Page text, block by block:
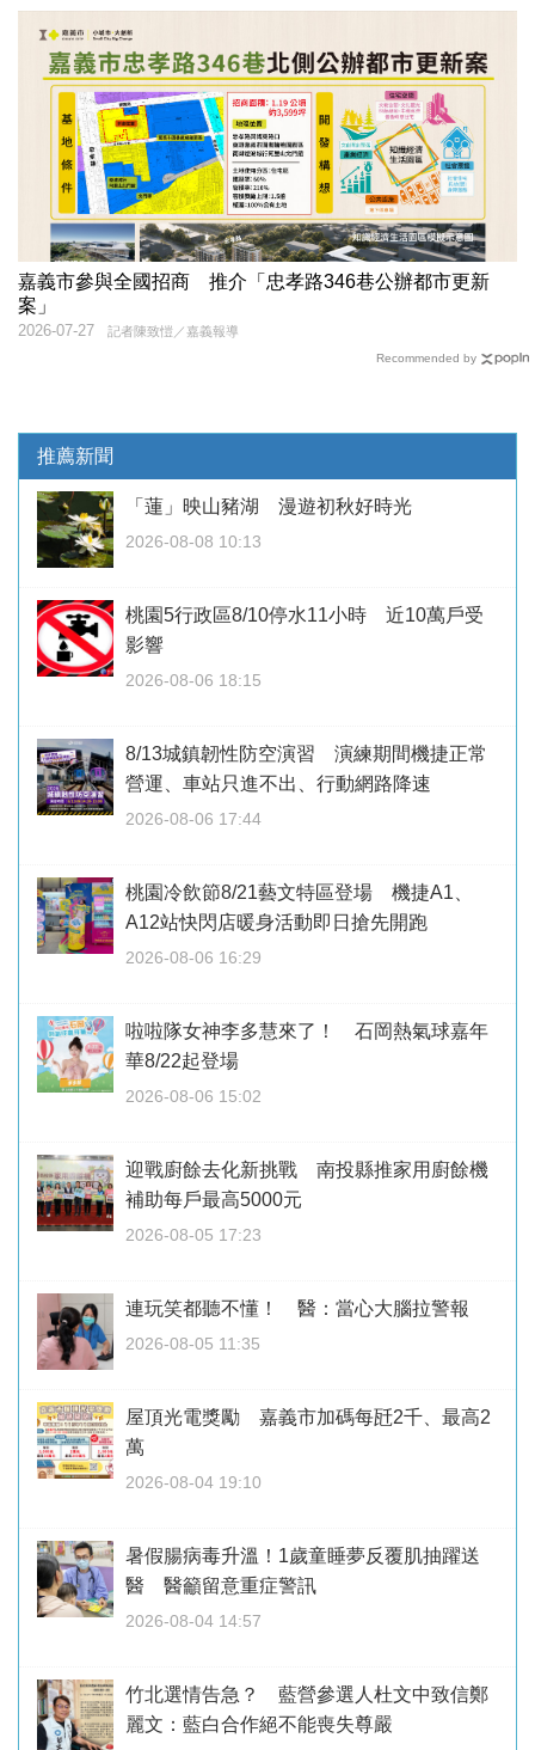
嘉義市參與全國招商 推介「忠孝路346巷公辦都市更新
案」
記者陳致愷／嘉義報導
2026-07-27
Recommended by
推薦新聞
「蓮」映山豬湖 漫遊初秋好時光
2026-08-08 10:13
桃園5行政區8/10停水11小時 近10萬戶受
影響
2026-08-06 18:15
8/13城鎮韌性防空演習 演練期間機捷正常
營運、車站只進不出、行動網路降速
2026-08-06 17:44
桃園冷飲節8/21藝文特區登場 機捷A1、
A12站快閃店暖身活動即日搶先開跑
2026-08-06 16:29
啦啦隊女神李多慧來了！ 石岡熱氣球嘉年
華8/22起登場
2026-08-06 15:02
迎戰廚餘去化新挑戰 南投縣推家用廚餘機
補助每戶最高5000元
2026-08-05 17:23
連玩笑都聽不懂！ 醫：當心大腦拉警報
2026-08-05 11:35
屋頂光電獎勵 嘉義市加碼每瓩2千、最高2
萬
2026-08-04 19:10
暑假腸病毒升溫！1歲童睡夢反覆肌抽躍送
醫 醫籲留意重症警訊
2026-08-04 14:57
竹北選情告急？ 藍營參選人杜文中致信鄭
麗文：藍白合作絕不能喪失尊嚴